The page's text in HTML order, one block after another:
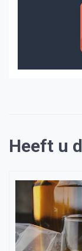
Heeft u